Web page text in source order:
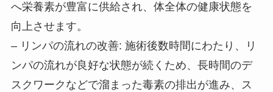
へ栄養素が豊富に供給され、体全体の健康状態を
向上させます。
– リンパの流れの改善: 施術後数時間にわたり、リ
ンパの流れが良好な状態が続くため、長時間のデ
スクワークなどで溜まった毒素の排出が進み、ス